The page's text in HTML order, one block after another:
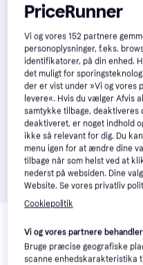
Relaterede
Se vores forslag til andre
interesser. Vis alle
PriceRunner
Vi og vores152 partnere
personoplysninger, f.eks.
identifikatorer, på din enhed.
det muligt for
der er vist under »Vi og vores
levere«. Hvis du vælger Afvis
samtykke tilbage, deaktiveres
deaktiveret, er noget indhold
ikke så relevant for dig. Du
menu igen for at ændre dine
tilbage når som helst ved at
nederst på websiden. Dine
Website. Se vores privatliv
Cookiepolitik
Vi og vores partnere
Bruge præcise geografiske
scanne enhedskarakteristika